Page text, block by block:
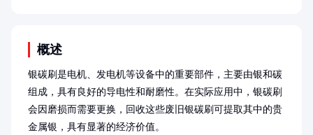
概述
银碳刷是电机、发电机等设备中的重要部件，主要由银和碳
组成，具有良好的导电性和耐磨性。在实际应用中，银碳刷
会因磨损而需要更换，回收这些废旧银碳刷可提取其中的贵
金属银，具有显著的经济价值。